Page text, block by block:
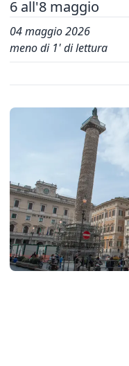
6 all'8 maggio
04 maggio 2026
meno di 1' di lettura